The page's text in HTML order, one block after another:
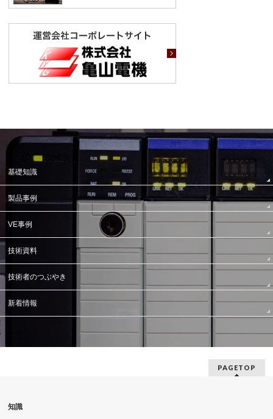
基礎知識
製品事例
VE事例
技術資料
技術者のつぶやき
新着情報
PAGETOP
知識